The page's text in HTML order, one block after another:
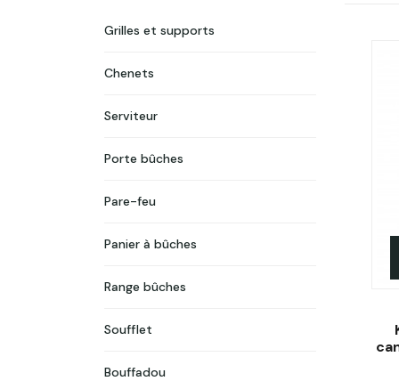
Grilles et supports
Chenets
Serviteur
Porte bûches
Pare-feu
Panier à bûches
Range bûches
Soufflet
Bouffadou